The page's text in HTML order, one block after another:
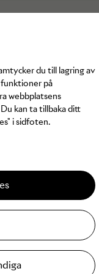
du till lagring av
på
webbplatsens
kan ta tillbaka ditt
i sidfoten.